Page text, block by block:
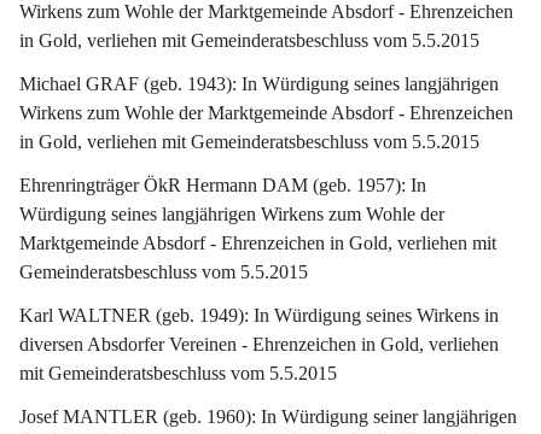
Wirkens zum Wohle der Marktgemeinde Absdorf - Ehrenzeichen
in Gold, verliehen mit Gemeinderatsbeschluss vom 5.5.2015
Michael GRAF (geb. 1943): In Würdigung seines langjährigen
Wirkens zum Wohle der Marktgemeinde Absdorf - Ehrenzeichen
in Gold, verliehen mit Gemeinderatsbeschluss vom 5.5.2015
Ehrenringträger ÖkR Hermann DAM (geb. 1957): In
Würdigung seines langjährigen Wirkens zum Wohle der
Marktgemeinde Absdorf - Ehrenzeichen in Gold, verliehen mit
Gemeinderatsbeschluss vom 5.5.2015
Karl WALTNER (geb. 1949): In Würdigung seines Wirkens in
diversen Absdorfer Vereinen - Ehrenzeichen in Gold, verliehen
mit Gemeinderatsbeschluss vom 5.5.2015
Josef MANTLER (geb. 1960): In Würdigung seiner langjährigen